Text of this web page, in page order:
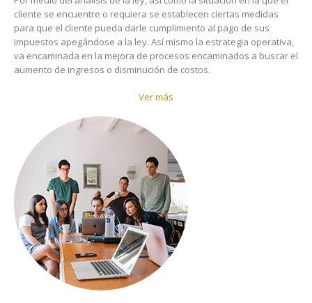
cliente se encuentre o requiera se establecen ciertas medidas
para que el cliente pueda darle cumplimiento al pago de sus
impuestos apegándose a la ley. Así mismo la estrategia operativa,
va encaminada en la mejora de procesos encaminados a buscar el
aumento de ingresos o disminución de costos.
Ver más